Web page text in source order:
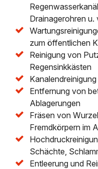
Drainagerohren u.
zum öffentlichen
Reinigung von
Regensinkkästen
Entfernung von
Ablagerungen
Fräsen von
Fremdkörpern im
Schächte,
Entleerung und